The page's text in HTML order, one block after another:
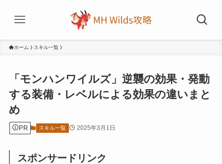
ホーム スキル一覧
「モンハンワイルズ」逆襲の効果・発動
する装備・レベルによる効果の違いまと
め
PR スキル一覧 2025年3月1日
スポンサードリンク